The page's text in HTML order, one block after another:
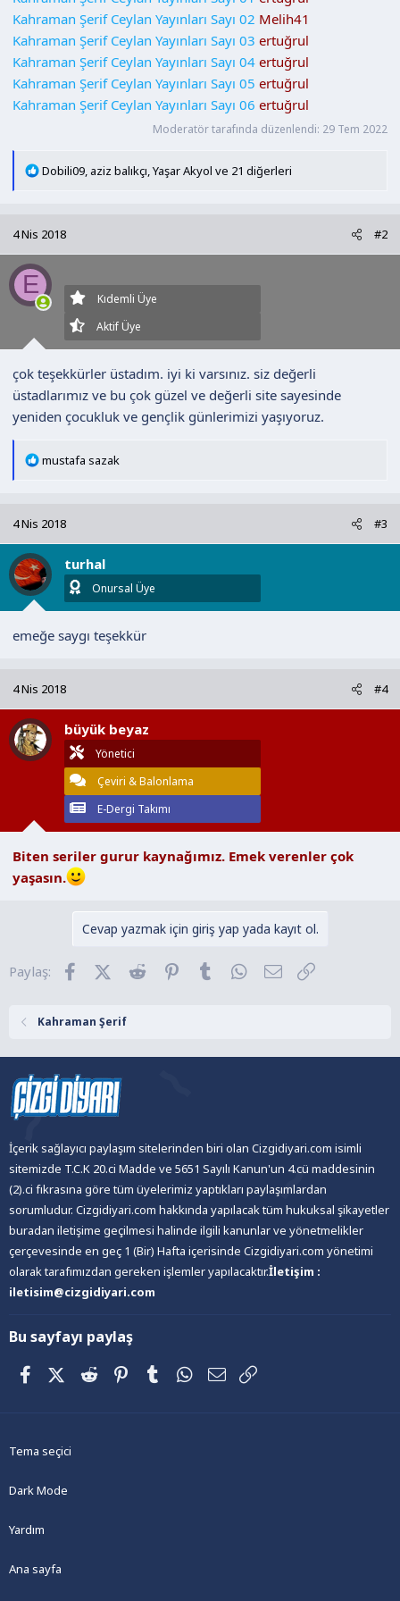
a
n
i
h
i
Kahraman Şerif Ceylan Yayınları Sayı 02 Melih41
Kahraman Şerif Ceylan Yayınları Sayı 03 ertuğrul
Kahraman Şerif Ceylan Yayınları Sayı 04 ertuğrul
Kahraman Şerif Ceylan Yayınları Sayı 05 ertuğrul
Kahraman Şerif Ceylan Yayınları Sayı 06 ertuğrul
Moderatör tarafında düzenlendi: 29 Tem 2022
T
i
l
e
r
:
Dobili09 aziz balıkçı Yaşar Akyol ve 21 diğerleri
4 Nis 2018 #2
E
Kıdemli Üye
Aktif Üye
çok teşekkürler üstadım. iyi ki varsınız. siz değerli
üstadlarımız ve bu çok güzel ve değerli site sayesinde
yeniden çocukluk ve gençlik günlerimizi yaşıyoruz.
T
i
l
e
r
mustafa sazak
4 Nis 2018 #3
turhal
Onursal Üye
emeğe saygı teşekkür
4 Nis 2018 #4
büyük beyaz
Yönetici
Çeviri & Balonlama
E-Dergi Takımı
Biten seriler gurur kaynağımız. Emek verenler çok
yaşasın.
Cevap yazmak için giriş yap yada kayıt ol.
Paylaş: FacebookX (Twitter)
Reddit Pinterest
Tumblr WhatsApp
E-posta
Kahraman Şerif
İçerik sağlayıcı paylaşım sitelerinden biri olan Cizgidiyari.com isimli
sitemizde T.C.K 20.ci Madde ve 5651 Sayılı Kanun'un 4.cü maddesinin
(2).ci fıkrasına göre tüm üyelerimiz yaptıkları paylaşımlardan
sorumludur. Cizgidiyari.com hakkında yapılacak tüm hukuksal şikayetler
buradan iletişime geçilmesi halinde ilgili kanunlar ve yönetmelikler
çerçevesinde en geç 1 (Bir) Hafta içerisinde Cizgidiyari.com yönetimi
olarak tarafımızdan gereken işlemler yapılacaktır.İletişim :
iletisim@cizgidiyari.com
Bu sayfayı paylaş
FacebookX (Twitter)
Reddit PinterestTumblrWhatsApp
E-posta
Tema seçici
Dark Mode
Yardım
Ana sayfa